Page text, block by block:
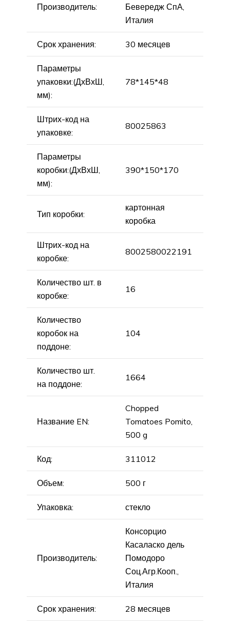
Производитель:
Бевередж СпА,
Италия
Срок хранения: 30 месяцев
Параметры
упаковки:(ДхВхШ,
мм):
78*145*48
Штрих-код на
упаковке:
80025863
Параметры
коробки:(ДхВхШ,
мм):
390*150*170
Тип коробки:
картонная
коробка
Штрих-код на
коробке:
8002580022191
Количество шт. в
коробке:
16
Количество
коробок на
поддоне:
104
Количество шт.
на поддоне:
1664
Название EN:
Chopped
Tomatoes Pomito,
500 g
Код: 311012
Объем: 500 г
Упаковка: стекло
Производитель:
Консорцио
Касаласко дель
Помодоро
Соц.Агр.Кооп.,
Италия
Срок хранения: 28 месяцев